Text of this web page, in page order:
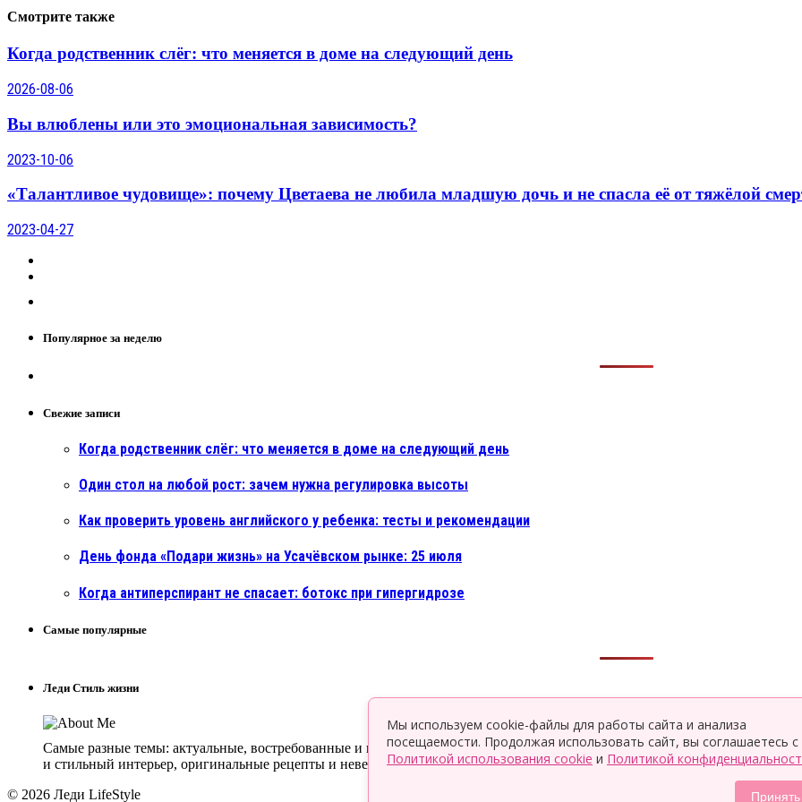
Смотрите также
Когда родственник слёг: что меняется в доме на следующий день
2026-08-06
Вы влюблены или это эмоциональная зависимость?
2023-10-06
«Талантливое чудовище»: почему Цветаева не любила младшую дочь и не спасла её от тяжёлой
2023-04-27
Популярное за неделю
Свежие записи
Когда родственник слёг: что меняется в доме на следующий день
Один стол на любой рост: зачем нужна регулировка высоты
Как проверить уровень английского у ребенка: тесты и рекомендации
День фонда «Подари жизнь» на Усачёвском рынке: 25 июля
Когда антиперспирант не спасает: ботокс при гипергидрозе
Самые популярные
Леди Стиль жизни
Самые разные темы: актуальные, востребованные и интересные статьи, секреты красоты и здоровья, здоровье ребёнка
и стильный интерьер, оригинальные рецепты и невероятные факты — всё для того, чтобы ты была в курсе всего нового и
© 2026 Леди LifeStyle
Мы используем cookie-файлы для работы сайта и анализа
посещаемости. Продолжая использовать сайт, вы соглашаетесь с
Политикой использования cookie и Политикой
Принять